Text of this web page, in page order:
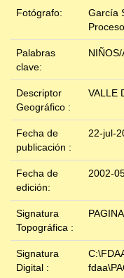
Fotógrafo:
García
Palabras
clave:
Descriptor
Geográfico :
VALLE
Fecha de
publicación :
22-jul-
Fecha de
edición:
2002-
Signatura
Topográfica :
Signatura
Digital :